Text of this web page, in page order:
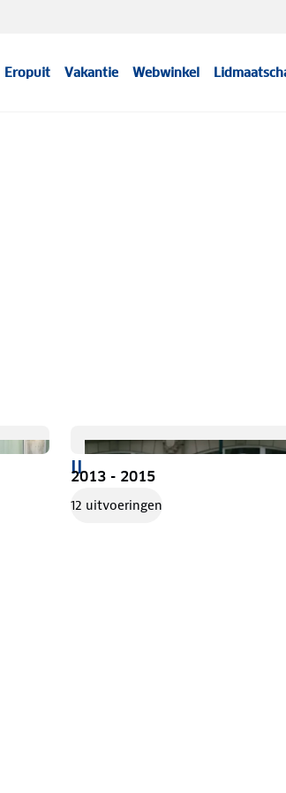
Eropuit Vakantie Webwinkel
II
2013 - 2015
12 uitvoeringen